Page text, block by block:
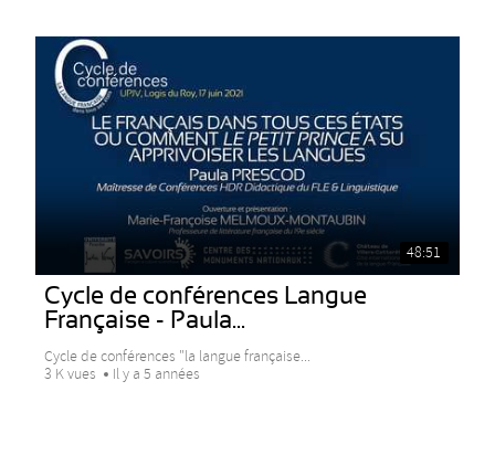
48:51
Cycle de conférences Langue
Française - Paula...
Cycle de conférences "la langue française...
3 K vues
Il y a 5 années